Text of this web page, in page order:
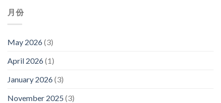
月份
May 2026(3)
April 2026(1)
January 2026(3)
November 2025 (3)